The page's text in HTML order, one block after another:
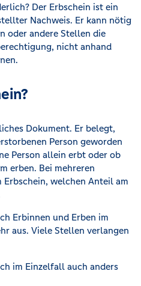
Der Erbschein ist ein
Nachweis. Er kann nötig
oder andere Stellen die
nicht anhand
Dokument. Er belegt,
Person geworden
Person allein erbt oder ob
erben. Bei mehreren
welchen Anteil am
Erbinnen und Erben im
aus. Viele Stellen verlangen
im Einzelfall auch anders